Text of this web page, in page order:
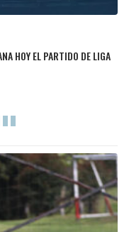
HOY EL PARTIDO DE LIGA